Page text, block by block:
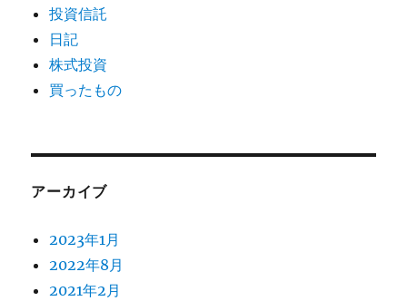
投資信託
日記
株式投資
買ったもの
アーカイブ
2023年1月
2022年8月
2021年2月